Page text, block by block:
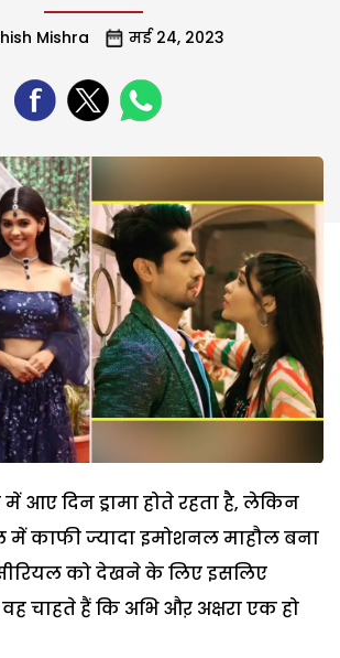
Mishra मई 24, 2023
में आए दिन ड्रामा होते रहता है, लेकिन
में काफी ज्यादा इमोशनल माहौल बना
को देखने के लिए इसलिए
चाहते हैं कि अभि औऱ अक्षरा एक हो